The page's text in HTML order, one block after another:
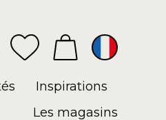
Inspirations
Les magasins